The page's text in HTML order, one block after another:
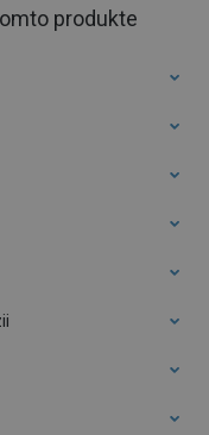
produkte